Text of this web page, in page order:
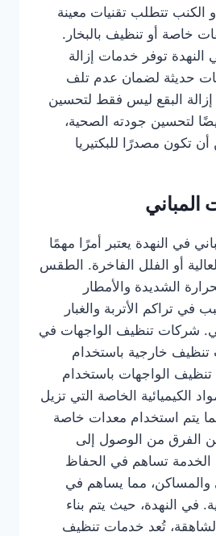
الكنب تتطلب تقنيات معينة
خاصة أو تنظيف بالبخار.
توفر خدمات إزالة
حديثة لضمان عدم تلف
إزالة البقع ليس فقط لتحسين
لتحسين جودته الصحية،
تكون مصدرًا للبكتيريا
في النهدة يعتبر أمرًا مهمًا
أو الفلل الفاخرة. الطقس
الشديدة والأمطار
في تراكم الأتربة والغبار
شركات تنظيف الواجهات في
تنظيف خارجية باستخدام
الواجهات باستخدام
الكيميائية الخاصة التي تزيل
كما يتم استخدام معدات خاصة
الفرق من الوصول إلى
الخدمة تساهم في الحفاظ
والمساكن، مما يساهم في
في النهدة، حيث يتم بناء
الشاهقة، تُعد خدمات تنظيف